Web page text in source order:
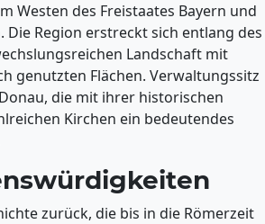
Westen des Freistaates Bayern und
Region erstreckt sich entlang des
Landschaft mit
genutzten Flächen. Verwaltungssitz
die mit ihrer historischen
Kirchen ein bedeutendes
zurück, die bis in die Römerzeit